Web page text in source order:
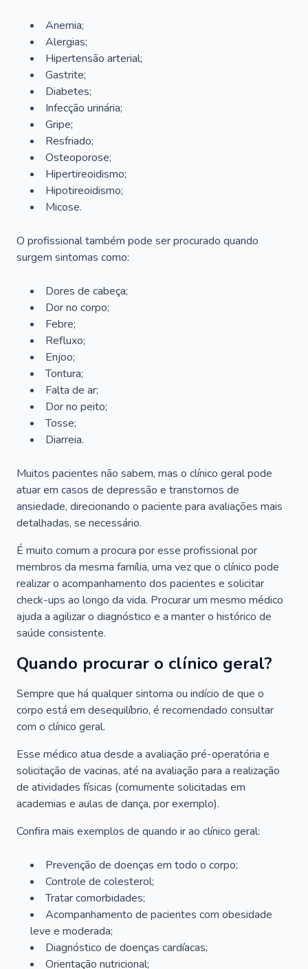
Anemia;
Alergias;
Hipertensão arterial;
Gastrite;
Diabetes;
Infecção urinária;
Gripe;
Resfriado;
Osteoporose;
Hipertireoidismo;
Hipotireoidismo;
Micose.
O profissional também pode ser procurado quando
surgem sintomas como:
Dores de cabeça;
Dor no corpo;
Febre;
Refluxo;
Enjoo;
Tontura;
Falta de ar;
Dor no peito;
Tosse;
Diarreia.
Muitos pacientes não sabem, mas o clínico geral pode
atuar em casos de depressão e transtornos de
ansiedade, direcionando o paciente para avaliações mais
detalhadas, se necessário.
É muito comum a procura por esse profissional por
membros da mesma família, uma vez que o clínico pode
realizar o acompanhamento dos pacientes e solicitar
check-ups ao longo da vida. Procurar um mesmo médico
ajuda a agilizar o diagnóstico e a manter o histórico de
saúde consistente.
Quando procurar o clínico geral?
Sempre que há qualquer sintoma ou indício de que o
corpo está em desequilíbrio, é recomendado consultar
com o clínico geral.
Esse médico atua desde a avaliação pré-operatória e
solicitação de vacinas, até na avaliação para a realização
de atividades físicas (comumente solicitadas em
academias e aulas de dança, por exemplo).
Confira mais exemplos de quando ir ao clínico geral:
Prevenção de doenças em todo o corpo;
Controle de colesterol;
Tratar comorbidades;
Acompanhamento de pacientes com obesidade
leve e moderada;
Diagnóstico de doenças cardíacas;
Orientação nutricional;